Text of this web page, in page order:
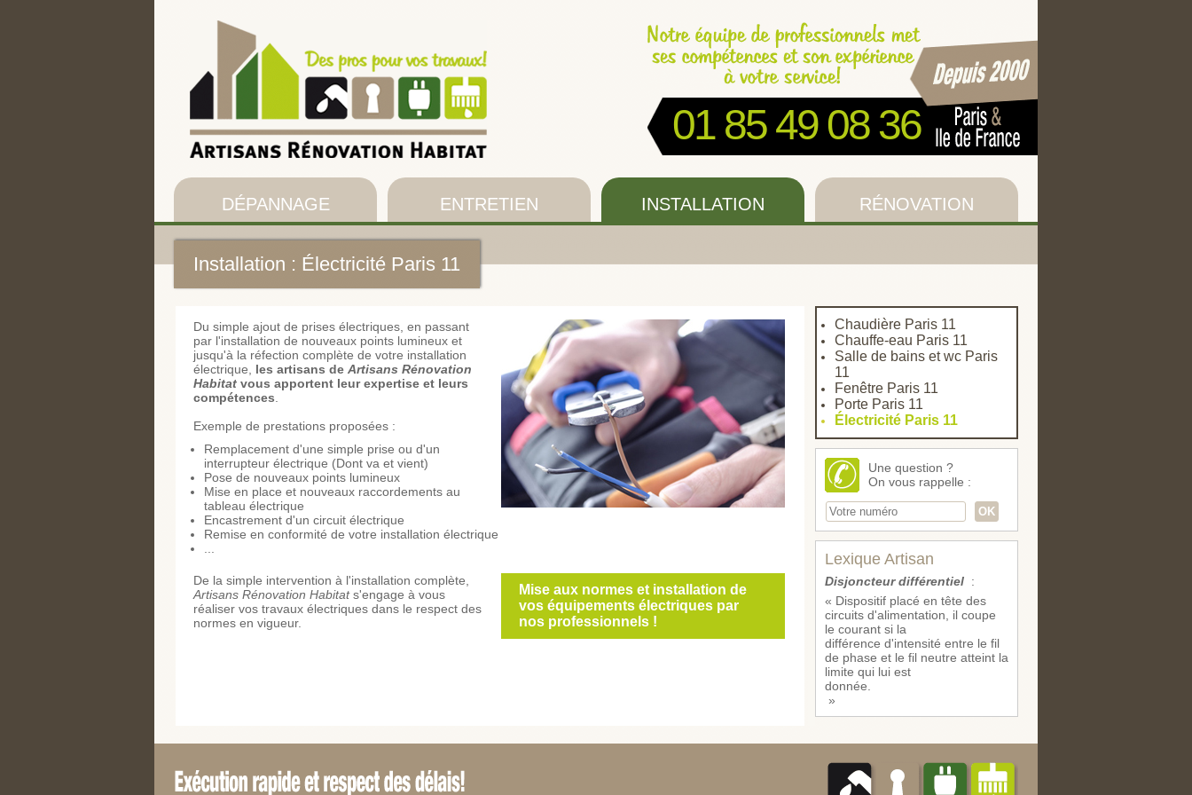
01 85 49 08 36
DÉPANNAGE ENTRETIEN INSTALLATION RÉNOVATION
Installation : Électricité Paris 11
Du simple ajout de prises électriques, en passant
par l'installation de nouveaux points lumineux et
jusqu'à la réfection complète de votre installation
électrique, les artisans de Artisans Rénovation
Habitat vous apportent leur expertise et leurs
compétences
Exemple de prestations proposées :
Remplacement d'une simple prise ou d'un
interrupteur électrique (Dont va et vient)
Pose de nouveaux points lumineux
Mise en place et nouveaux raccordements au
tableau électrique
Encastrement d'un circuit électrique
Remise en conformité de votre installation électrique
Mise aux normes et installation de
vos équipements électriques par
nos professionnels !
De la simple intervention à l'installation complète,
Artisans Rénovation Habitats'engage à vous
réaliser vos travaux électriques dans le respect des
normes en vigueur.
Chaudière Paris 11
Chauffe-eau Paris 11
Salle de bains et wc Paris
11
Fenêtre Paris 11
Porte Paris 11
Électricité Paris 11
Une question ?
On vous rappelle :
Lexique Artisan
Disjoncteur différentiel :
« Dispositif placé en tête des
circuits d'alimentation, il coupe
le courant si la
différence d'intensité entre le fil
de phase et le fil neutre atteint la
limite qui lui est
donnée.
»